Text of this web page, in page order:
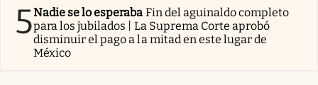
5Nadie se lo esperaba Fin del aguinaldo completo
para los jubilados | La Suprema Corte aprobó
disminuir el pago a la mitad en este lugar de
México